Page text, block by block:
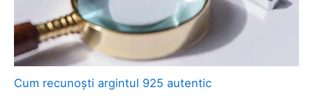
Cum recunoști argintul 925 autentic